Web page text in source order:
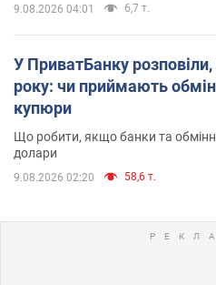
9.08.2026 04:01 6,7 т.
У ПриватБанку розповіли,
року: чи приймають
купюри
Що робити, якщо банки та
долари
9.08.2026 02:20 58,6 т.